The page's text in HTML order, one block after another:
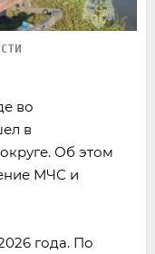
во
в
Об этом
МЧС и
года. По